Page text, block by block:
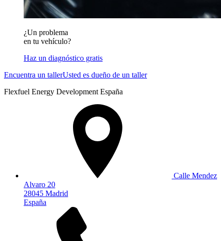
¿Un problema
en tu vehículo?
Haz un diagnóstico gratis
Encuentra un tallerUsted es dueño de un taller
Flexfuel Energy Development España
Calle Mendez
Alvaro 20
28045 Madrid
España